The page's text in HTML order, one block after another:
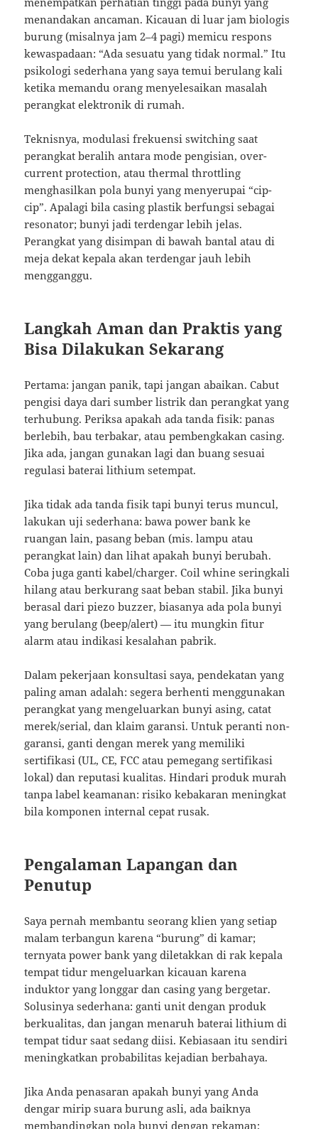
menandakan ancaman. Kicauan di luar jam biologis
burung (misalnya jam 2–4 pagi) memicu respons
kewaspadaan: “Ada sesuatu yang tidak normal.” Itu
psikologi sederhana yang saya temui berulang kali
ketika memandu orang menyelesaikan masalah
perangkat elektronik di rumah.
Teknisnya, modulasi frekuensi switching saat
perangkat beralih antara mode pengisian, over-
current protection, atau thermal throttling
menghasilkan pola bunyi yang menyerupai “cip-
cip”. Apalagi bila casing plastik berfungsi sebagai
resonator; bunyi jadi terdengar lebih jelas.
Perangkat yang disimpan di bawah bantal atau di
meja dekat kepala akan terdengar jauh lebih
mengganggu.
Langkah Aman dan Praktis yang
Bisa Dilakukan Sekarang
Pertama: jangan panik, tapi jangan abaikan. Cabut
pengisi daya dari sumber listrik dan perangkat yang
terhubung. Periksa apakah ada tanda fisik: panas
berlebih, bau terbakar, atau pembengkakan casing.
Jika ada, jangan gunakan lagi dan buang sesuai
regulasi baterai lithium setempat.
Jika tidak ada tanda fisik tapi bunyi terus muncul,
lakukan uji sederhana: bawa power bank ke
ruangan lain, pasang beban (mis. lampu atau
perangkat lain) dan lihat apakah bunyi berubah.
Coba juga ganti kabel/charger. Coil whine seringkali
hilang atau berkurang saat beban stabil. Jika bunyi
berasal dari piezo buzzer, biasanya ada pola bunyi
yang berulang (beep/alert) — itu mungkin fitur
alarm atau indikasi kesalahan pabrik.
Dalam pekerjaan konsultasi saya, pendekatan yang
paling aman adalah: segera berhenti menggunakan
perangkat yang mengeluarkan bunyi asing, catat
merek/serial, dan klaim garansi. Untuk peranti non-
garansi, ganti dengan merek yang memiliki
sertifikasi (UL, CE, FCC atau pemegang sertifikasi
lokal) dan reputasi kualitas. Hindari produk murah
tanpa label keamanan: risiko kebakaran meningkat
bila komponen internal cepat rusak.
Pengalaman Lapangan dan
Penutup
Saya pernah membantu seorang klien yang setiap
malam terbangun karena “burung” di kamar;
ternyata power bank yang diletakkan di rak kepala
tempat tidur mengeluarkan kicauan karena
induktor yang longgar dan casing yang bergetar.
Solusinya sederhana: ganti unit dengan produk
berkualitas, dan jangan menaruh baterai lithium di
tempat tidur saat sedang diisi. Kebiasaan itu sendiri
meningkatkan probabilitas kejadian berbahaya.
Jika Anda penasaran apakah bunyi yang Anda
dengar mirip suara burung asli, ada baiknya
membandingkan pola bunyi dengan rekaman;